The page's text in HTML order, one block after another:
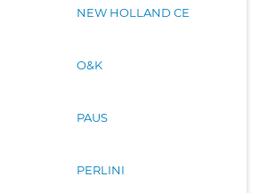
NEW HOLLAND CE
O&K
PAUS
PERLINI